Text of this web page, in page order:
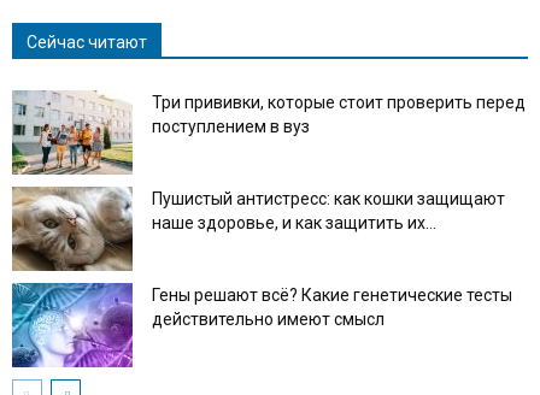
Сейчас читают
Три прививки, которые стоит проверить перед
поступлением в вуз
Пушистый антистресс: как кошки защищают
наше здоровье, и как защитить их...
Гены решают всё? Какие генетические тесты
действительно имеют смысл